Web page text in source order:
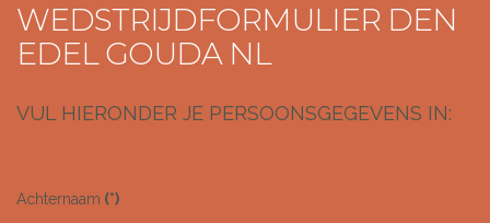
WEDSTRIJDFORMULIER DEN
EDEL GOUDA NL
VUL HIERONDER JE PERSOONSGEGEVENS IN:
Achternaam (*)